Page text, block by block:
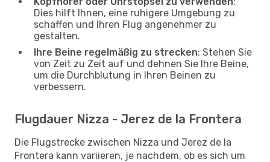
Dies hilft Ihnen, eine ruhigere Umgebung zu
schaffen und Ihren Flug angenehmer zu
gestalten.
Ihre Beine regelmäßig zu strecken: Stehen Sie
von Zeit zu Zeit auf und dehnen Sie Ihre Beine,
um die Durchblutung in Ihren Beinen zu
verbessern.
Flugdauer Nizza - Jerez de la Frontera
Die Flugstrecke zwischen Nizza und Jerez de la
Frontera kann variieren, je nachdem, ob es sich um